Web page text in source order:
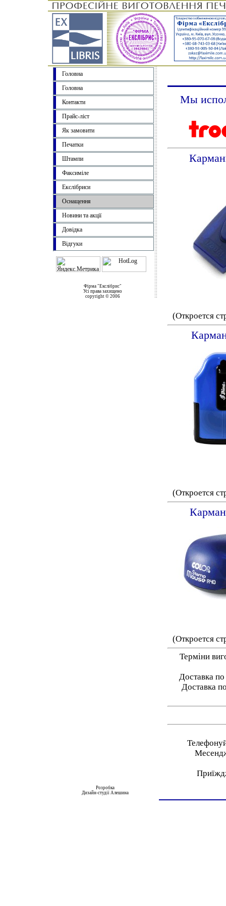
Головна
Головна
Контакти
Прайс-ліст
Як замовити
Печатки
Штампи
Факсиміле
Екслібриси
Оснащення
Новини та акції
Довідка
Відгуки
Фірма "Екслібрис"
Усі права захищено
copyright © 2006
Мы
(Откроется
(Откроется
(Откроется
Терміни
Доставка
Доставка
Розробка
Дизайн-студії Алешина